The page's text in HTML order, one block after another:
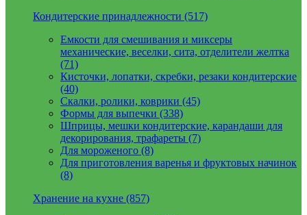
Кондитерские принадлежности (517)
Емкости для смешивания и миксеры
механические, веселки, сита, отделители желтка
(71)
Кисточки, лопатки, скребки, резаки кондитерские
(40)
Скалки, ролики, коврики (45)
Формы для выпечки (338)
Шприцы, мешки кондитерские, карандаши для
декорирования, трафареты (7)
Для мороженого (8)
Для приготовления варенья и фруктовых начинок
(8)
Хранение на кухне (857)